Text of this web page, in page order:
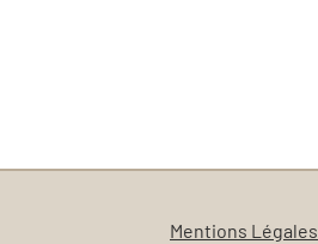
Mentions Légales